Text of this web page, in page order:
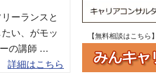
ーランスと
い、がモッ
の講師 …
詳細はこちら
【無料相談はこちら